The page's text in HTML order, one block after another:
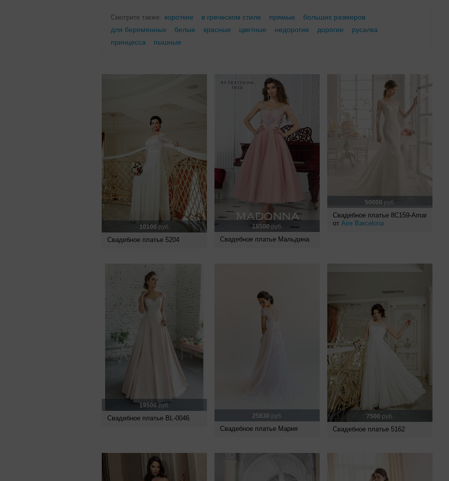
Смотрите также: короткие в греческом стиле прямые
больших размеров
для беременных
белые красные цветные недорогие дорогие
русалка
принцесса
пышные
10100 руб.
Свадебное платье 5204
18500 руб.
Свадебное платье Мальдина
50000 руб.
Свадебное платье 8C159-Amar
от Aire Barcelona
19500 руб.
Свадебное платье BL-0046 25830 руб.
Свадебное платье Мария
7500 руб.
Свадебное платье 5162